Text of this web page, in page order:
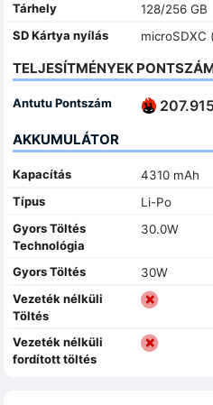
Tárhely
128/256 GB
SD Kártya nyílás
microSDXC
TELJESÍTMÉNYEK
Antutu Pontszám
AKKUMULÁTOR
Kapacítás
4310 mAh
Típus
Li-Po
Gyors Töltés
Technológia
30.0W
Gyors Töltés
30W
Vezeték nélküli
Töltés
Vezeték nélküli
fordított töltés